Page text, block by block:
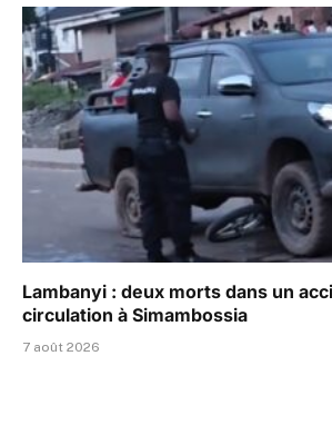
Lambanyi : deux morts dans un
circulation à Simambossia
7 août 2026